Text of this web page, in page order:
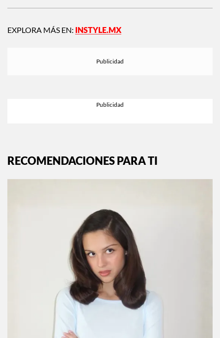
EXPLORA MÁS EN: INSTYLE.MX
RECOMENDACIONES PARA TI